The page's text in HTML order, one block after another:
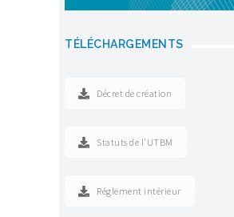
TÉLÉCHARGEMENTS
Décret de création
Statuts de l'UTBM
Réglement intérieur